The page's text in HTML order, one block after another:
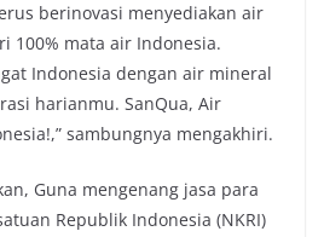
berinovasi menyediakan air
100% mata air Indonesia.
Indonesia dengan air mineral
harianmu. SanQua, Air
sambungnya mengakhiri.
Guna mengenang jasa para
Republik Indonesia (NKRI)